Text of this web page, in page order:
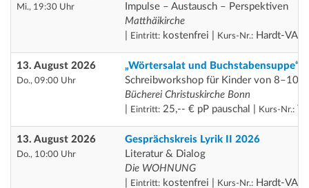
Mi., 19:30 Uhr
Impulse – Austausch – Perspektiven
Matthäikirche
Eintritt: kostenfrei | Kurs-Nr.: Hardt-VA
13. August 2026
Do., 09:00 Uhr
„Wörtersalat und Buchstabensuppe“
Schreibworkshop für Kinder von 8–10
Bücherei Christuskirche Bonn
Eintritt: 25,-- € pP pauschal | Kurs-Nr.:
13. August 2026
Do., 10:00 Uhr
Gesprächskreis Lyrik II 2026
Literatur & Dialog
Die WOHNUNG
Eintritt: kostenfrei | Kurs-Nr.: Hardt-VA